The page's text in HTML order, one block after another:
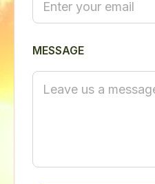
U
MESSAGE